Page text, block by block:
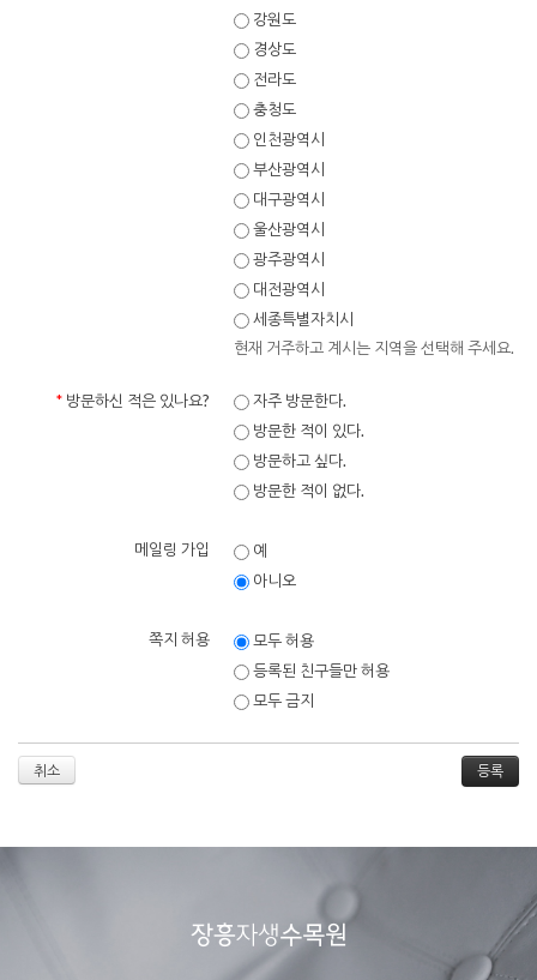
강원도
경상도
전라도
충청도
인천광역시
부산광역시
대구광역시
울산광역시
광주광역시
대전광역시
세종특별자치시
현재 거주하고 계시는 지역을 선택해 주세요.
* 방문하신 적은 있나요?
자주 방문한다.
방문한 적이 있다.
방문하고 싶다.
방문한 적이 없다.
메일링 가입
예
아니오
쪽지 허용
모두 허용
등록된 친구들만 허용
모두 금지
취소